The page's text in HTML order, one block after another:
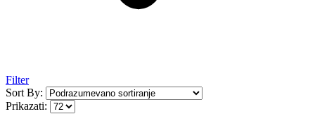
Filter
Sort By:
Prikazati: